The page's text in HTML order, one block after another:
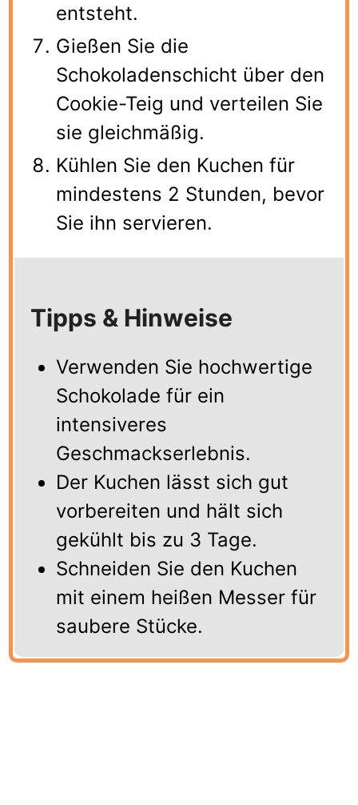
entsteht.
Gießen Sie die
Schokoladenschicht über den
Cookie-Teig und verteilen Sie
sie gleichmäßig.
Kühlen Sie den Kuchen für
mindestens 2 Stunden, bevor
Sie ihn servieren.
Tipps & Hinweise
Verwenden Sie hochwertige
Schokolade für ein
intensiveres
Geschmackserlebnis.
Der Kuchen lässt sich gut
vorbereiten und hält sich
gekühlt bis zu 3 Tage.
Schneiden Sie den Kuchen
mit einem heißen Messer für
saubere Stücke.